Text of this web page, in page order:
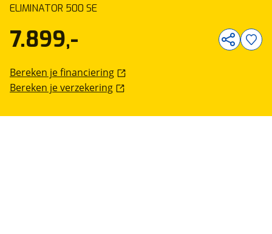
ELIMINATOR 500 SE
7.899,-
Bereken je financiering
Bereken je verzekering